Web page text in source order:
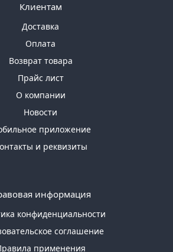
Клиентам
Доставка
Оплата
Возврат товара
Прайс лист
О компании
Новости
приложение
и реквизиты
информация
конфиденциальности
соглашение
применения